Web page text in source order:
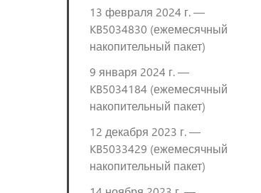
13 февраля 2024 г. —
KB5034830 (ежемесячный
накопительный пакет)
9 января 2024 г. —
KB5034184 (ежемесячный
накопительный пакет)
12 декабря 2023 г. —
KB5033429 (ежемесячный
накопительный пакет)